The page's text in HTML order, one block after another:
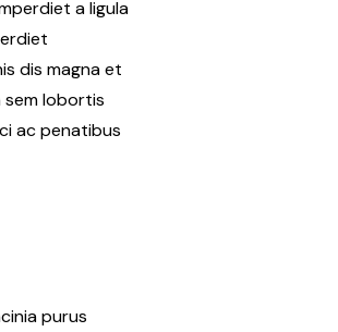
a ligula
dis magna et
sem lobortis
ac penatibus
purus